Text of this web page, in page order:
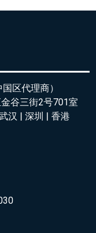
区代理商）
谷三街2号701室
汉 | 深圳 | 香港